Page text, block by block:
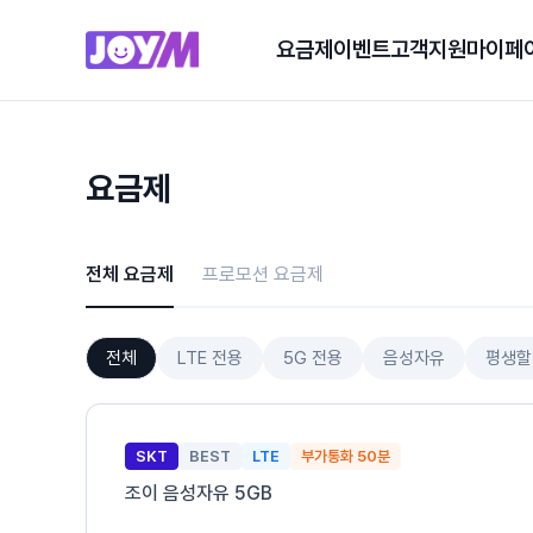
요금제 이벤트고객지원마이페
요금제
전체 요금제 프로모션 요금제
전체 LTE 전용 5G 전용 음성자유 평생
SKT BEST LTE 부가통화 50분
조이 음성자유 5GB